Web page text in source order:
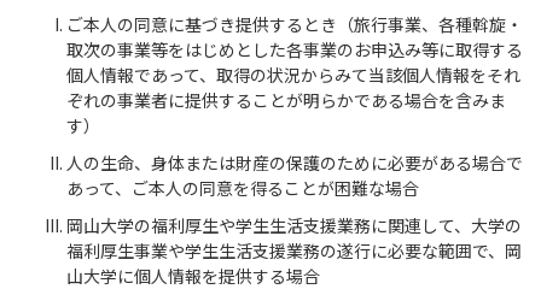
ご本人の同意に基づき提供するとき（旅行事業、各種斡旋・
取次の事業等をはじめとした各事業のお申込み等に取得する
個人情報であって、取得の状況からみて当該個人情報をそれ
ぞれの事業者に提供することが明らかである場合を含みま
す）
人の生命、身体または財産の保護のために必要がある場合で
あって、ご本人の同意を得ることが困難な場合
岡山大学の福利厚生や学生生活支援業務に関連して、大学の
福利厚生事業や学生生活支援業務の遂行に必要な範囲で、岡
山大学に個人情報を提供する場合